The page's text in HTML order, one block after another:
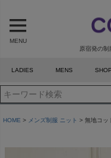
原宿発の
MENU
LADIES MENS
HOME メンズ制服 ニット 無地コッ